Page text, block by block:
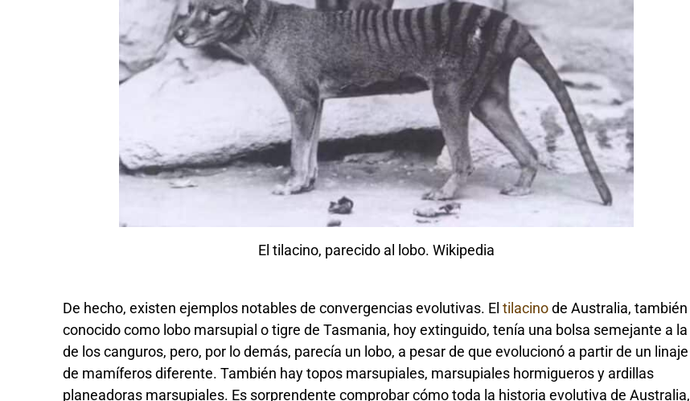
El tilacino, parecido al lobo. Wikipedia
De hecho, existen ejemplos notables de convergencias evolutivas. Eltilacinode Australia, también
conocido como lobo marsupial o tigre de Tasmania, hoy extinguido, tenía una bolsa semejante a la
de los canguros, pero, por lo demás, parecía un lobo, a pesar de que evolucionó a partir de un linaje
de mamíferos diferente. También hay topos marsupiales, marsupiales hormigueros y ardillas
planeadoras marsupiales. Es sorprendente comprobar cómo toda la historia evolutiva de Australia,